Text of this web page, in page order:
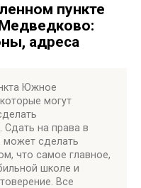
пункте
адреса
Южное
могут
Сдать на права в
сделать
что самое главное,
школе и
Все